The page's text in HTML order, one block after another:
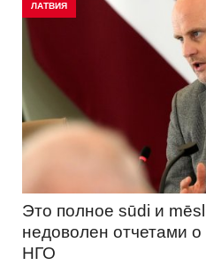
ЛАТВИЯ
Это полное sūdi и
недоволен отчетами
НГО